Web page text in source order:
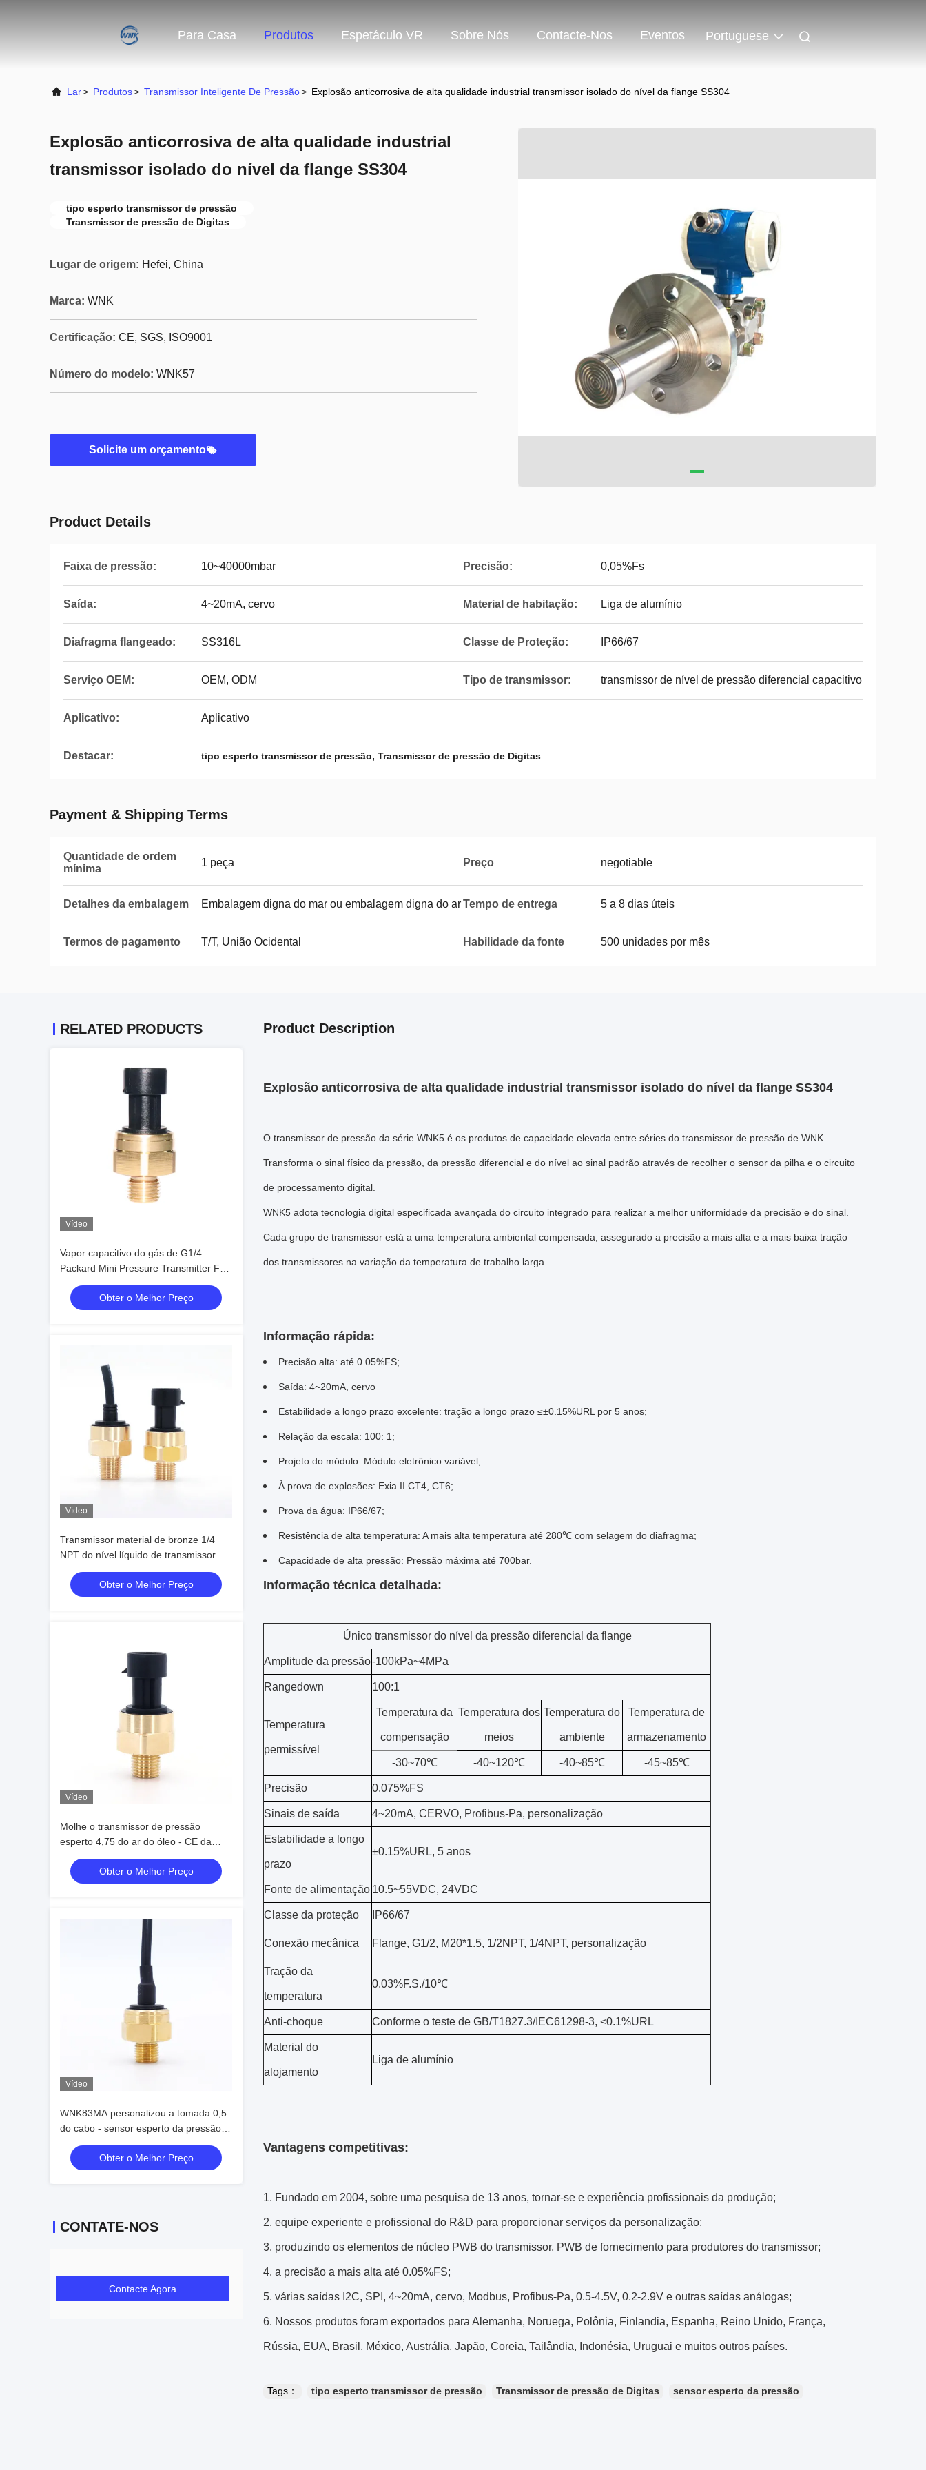
Para Casa Produtos Espetáculo VR Sobre Nós Contacte-Nos Eventos Portuguese
Lar> Produtos> Transmissor Inteligente De Pressão> Explosão anticorrosiva de alta qualidade industrial transmissor isolado do nível da flange SS304
Explosão anticorrosiva de alta qualidade industrial
transmissor isolado do nível da flange SS304
tipo esperto transmissor de pressão
Transmissor de pressão de Digitas
Lugar de origem: Hefei, China
Marca: WNK
Certificação: CE, SGS, ISO9001
Número do modelo: WNK57
Solicite um orçamento
Product Details
Faixa de pressão: 10~40000mbar Precisão: 0,05%Fs
Saída: 4~20mA, cervo Material de habitação: Liga de alumínio
Diafragma flangeado: SS316L Classe de Proteção: IP66/67
Serviço OEM: OEM, ODM Tipo de transmissor: transmissor de nível de pressão diferencial capacitivo
Aplicativo: Aplicativo
Destacar: tipo esperto transmissor de pressão, Transmissor de pressão de Digitas
Payment & Shipping Terms
Quantidade de ordem
mínima
1 peça Preço negotiable
Detalhes da embalagem Embalagem digna do mar ou embalagem digna do arTempo de entrega 5 a 8 dias úteis
Termos de pagamento T/T, União Ocidental Habilidade da fonte 500 unidades por mês
RELATED PRODUCTS
Vídeo
Vapor capacitivo do gás de G1/4
Packard Mini Pressure Transmitter For
Liquid
Obter o Melhor Preço
Vídeo
Transmissor material de bronze 1/4
NPT do nível líquido de transmissor de
pressão da precisão alta
Obter o Melhor Preço
Vídeo
Molhe o transmissor de pressão
esperto 4,75 do ar do óleo - CE da
fonte de alimentação de DC 5.25V
Obter o Melhor Preço
Vídeo
WNK83MA personalizou a tomada 0,5
do cabo - sensor esperto da pressão
da saída da C.C. 4.5V
Obter o Melhor Preço
CONTATE-NOS
Contacte Agora
Product Description
Explosão anticorrosiva de alta qualidade industrial transmissor isolado do nível da flange SS304
O transmissor de pressão da série WNK5 é os produtos de capacidade elevada entre séries do transmissor de pressão de WNK.
Transforma o sinal físico da pressão, da pressão diferencial e do nível ao sinal padrão através de recolher o sensor da pilha e o circuito
de processamento digital.
WNK5 adota tecnologia digital especificada avançada do circuito integrado para realizar a melhor uniformidade da precisão e do sinal.
Cada grupo de transmissor está a uma temperatura ambiental compensada, assegurado a precisão a mais alta e a mais baixa tração
dos transmissores na variação da temperatura de trabalho larga.
Informação rápida:
Precisão alta: até 0.05%FS;
Saída: 4~20mA, cervo
Estabilidade a longo prazo excelente: tração a longo prazo ≤±0.15%URL por 5 anos;
Relação da escala: 100: 1;
Projeto do módulo: Módulo eletrônico variável;
À prova de explosões: Exia II CT4, CT6;
Prova da água: IP66/67;
Resistência de alta temperatura: A mais alta temperatura até 280℃ com selagem do diafragma;
Capacidade de alta pressão: Pressão máxima até 700bar.
Informação técnica detalhada:
Único transmissor do nível da pressão diferencial da flange
Amplitude da pressão-100kPa~4MPa
Rangedown 100:1
Temperatura
permissível
Temperatura da
compensação
Temperatura dos
meios
Temperatura do
ambiente
Temperatura de
armazenamento
-30~70℃ -40~120℃ -40~85℃ -45~85℃
Precisão 0.075%FS
Sinais de saída 4~20mA, CERVO, Profibus-Pa, personalização
Estabilidade a longo
prazo
±0.15%URL, 5 anos
Fonte de alimentação 10.5~55VDC, 24VDC
Classe da proteção IP66/67
Conexão mecânica Flange, G1/2, M20*1.5, 1/2NPT, 1/4NPT, personalização
Tração da
temperatura
0.03%F.S./10℃
Anti-choque Conforme o teste de GB/T1827.3/IEC61298-3, <0.1%URL
Material do
alojamento
Liga de alumínio
Vantagens competitivas:
1. Fundado em 2004, sobre uma pesquisa de 13 anos, tornar-se e experiência profissionais da produção;
2. equipe experiente e profissional do R&D para proporcionar serviços da personalização;
3. produzindo os elementos de núcleo PWB do transmissor, PWB de fornecimento para produtores do transmissor;
4. a precisão a mais alta até 0.05%FS;
5. várias saídas I2C, SPI, 4~20mA, cervo, Modbus, Profibus-Pa, 0.5-4.5V, 0.2-2.9V e outras saídas análogas;
6. Nossos produtos foram exportados para Alemanha, Noruega, Polônia, Finlandia, Espanha, Reino Unido, França,
Rússia, EUA, Brasil, México, Austrália, Japão, Coreia, Tailândia, Indonésia, Uruguai e muitos outros países.
Tags： tipo esperto transmissor de pressão Transmissor de pressão de Digitas sensor esperto da pressão